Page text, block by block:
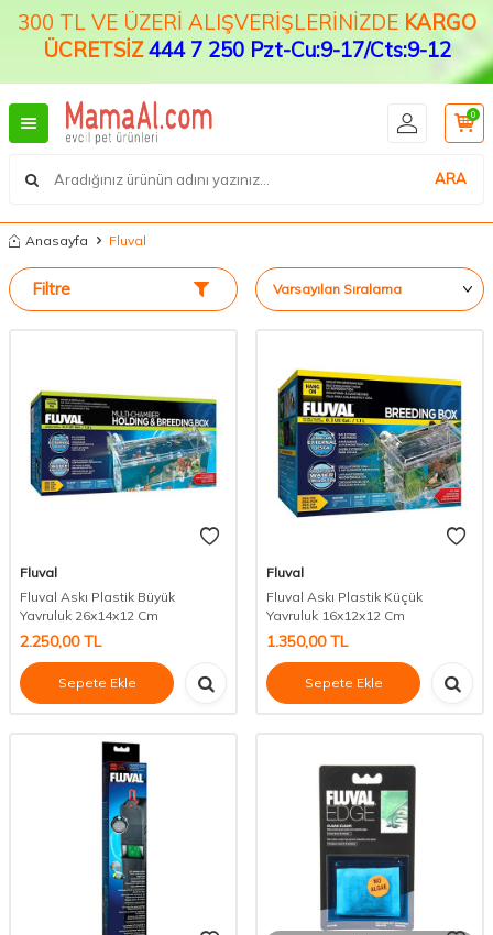
300 TL VE ÜZERİ ALIŞVERİŞLERİNİZDE KARGO
ÜCRETSİZ444 7 250 Pzt-Cu:9-17/Cts:9-12
ARA
0
Anasayfa Fluval
Filtre
Fluval
Fluval Askı Plastik Büyük
Yavruluk 26x14x12 Cm
2.250,00TL
Sepete Ekle
Fluval
Fluval Askı Plastik Küçük
Yavruluk 16x12x12 Cm
1.350,00TL
Sepete Ekle